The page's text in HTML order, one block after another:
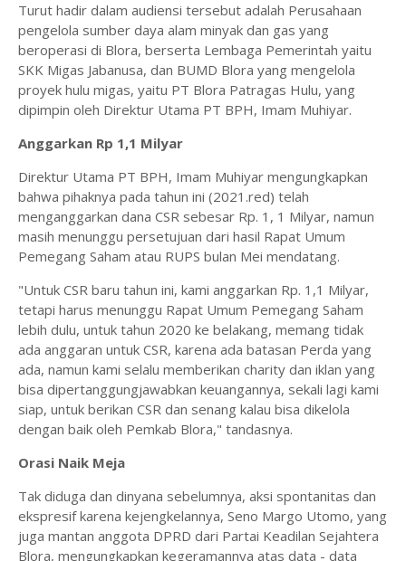
Turut hadir dalam audiensi tersebut adalah Perusahaan
pengelola sumber daya alam minyak dan gas yang
beroperasi di Blora, berserta Lembaga Pemerintah yaitu
SKK Migas Jabanusa, dan BUMD Blora yang mengelola
proyek hulu migas, yaitu PT Blora Patragas Hulu, yang
dipimpin oleh Direktur Utama PT BPH, Imam Muhiyar.
Anggarkan Rp 1,1 Milyar
Direktur Utama PT BPH, Imam Muhiyar mengungkapkan
bahwa pihaknya pada tahun ini (2021.red) telah
menganggarkan dana CSR sebesar Rp. 1, 1 Milyar, namun
masih menunggu persetujuan dari hasil Rapat Umum
Pemegang Saham atau RUPS bulan Mei mendatang.
"Untuk CSR baru tahun ini, kami anggarkan Rp. 1,1 Milyar,
tetapi harus menunggu Rapat Umum Pemegang Saham
lebih dulu, untuk tahun 2020 ke belakang, memang tidak
ada anggaran untuk CSR, karena ada batasan Perda yang
ada, namun kami selalu memberikan charity dan iklan yang
bisa dipertanggungjawabkan keuangannya, sekali lagi kami
siap, untuk berikan CSR dan senang kalau bisa dikelola
dengan baik oleh Pemkab Blora," tandasnya.
Orasi Naik Meja
Tak diduga dan dinyana sebelumnya, aksi spontanitas dan
ekspresif karena kejengkelannya, Seno Margo Utomo, yang
juga mantan anggota DPRD dari Partai Keadilan Sejahtera
Blora, mengungkapkan kegeramannya atas data - data